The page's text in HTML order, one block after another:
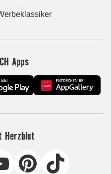
Apps
Herzblut